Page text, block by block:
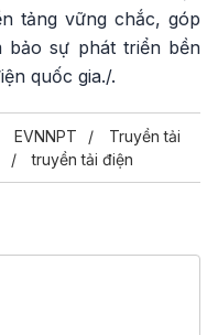
tảng vững chắc, góp
bảo sự phát triển bền
quốc gia./.
EVNNPT
Truyền tải
truyền tải điện